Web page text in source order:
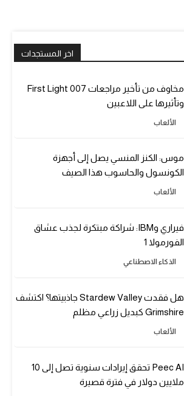
اخر المستجدات
مخاوف من تأخير مراجعات 007 First Light
وتأثيرها على اللاعبين
الألعاب
موس: الكنز المنسي يصل إلى أجهزة
الكونسول والحاسوب هذا الصيف
الألعاب
فيراري وIBM: شراكة مبتكرة لجذب عشاق
الفورمولا 1
الذكاء الاصطناعي
هل فقدت Stardew Valley جاذبيتها؟ اكتشف
Grimshire كبديل زراعي مظلم
الألعاب
Peec AI تحقق إيرادات سنوية تصل إلى 10
ملايين دولار في فترة قصيرة